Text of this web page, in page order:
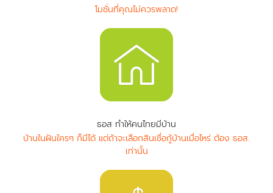
โมชั่นที่คุณไม่ควรพลาด!
ธอส ทำให้คนไทยมีบ้าน
บ้านในฝันใครๆ ก็มีได้ แต่ถ้าจะเลือกสินเชื่อกู้บ้านเมื่อไหร่ ต้อง ธอส.
เท่านั้น